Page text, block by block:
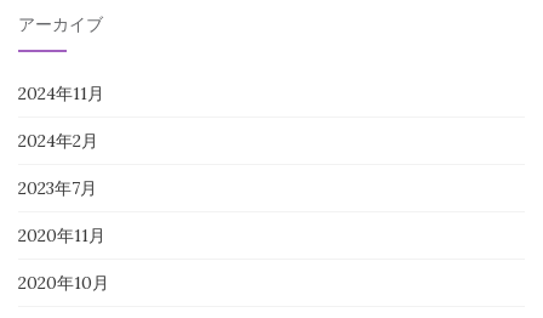
アーカイブ
2024年11月
2024年2月
2023年7月
2020年11月
2020年10月